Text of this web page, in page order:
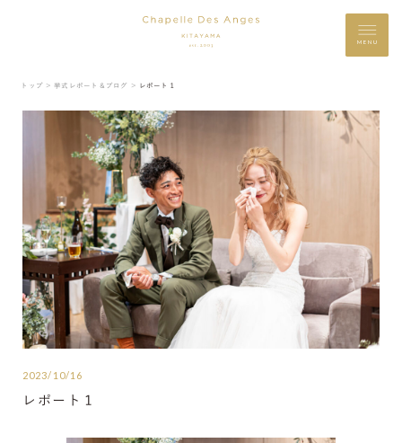
MENU
トップ ＞ 挙式レポート＆ブログ ＞ レポート１
2023/10/16
レポート１